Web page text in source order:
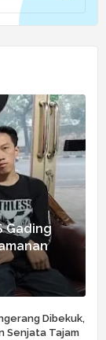
Gading
Dibekuk,
Senjata Tajam